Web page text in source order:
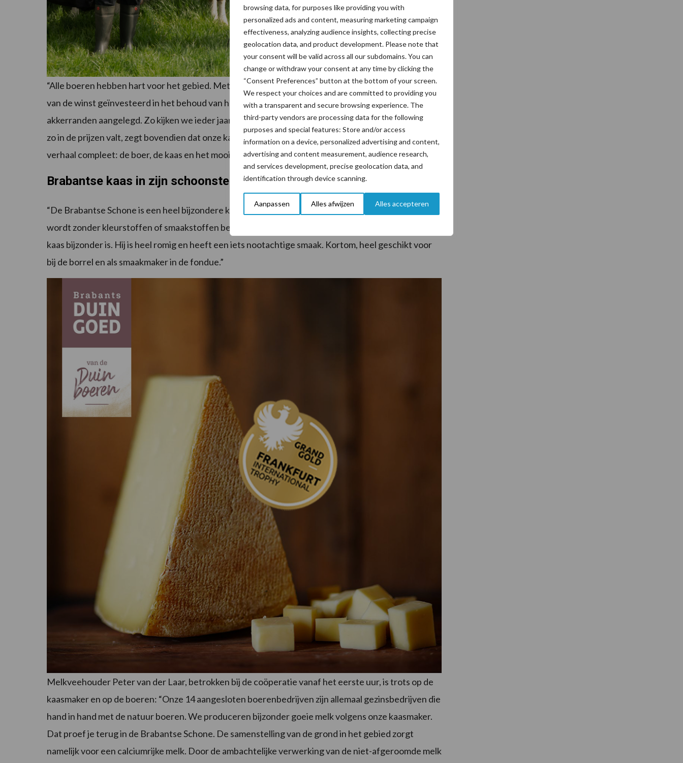
browsing data, for purposes like providing you with
personalized ads and content, measuring marketing campaign
effectiveness, analyzing audience insights, collecting precise
geolocation data, and product development. Please note that
your consent will be valid across all our subdomains. You can
change or withdraw your consent at any time by clicking the
“Consent Preferences” button at the bottom of your screen.
We respect your choices and are committed to providing you
with a transparent and secure browsing experience. The
third-party vendors are processing data for the following
purposes and special features: Store and/or access
information on a device, personalized advertising and content,
advertising and content measurement, audience research,
and services development, precise geolocation data, and
identification through device scanning.
Aanpassen Alles afwijzen Alles accepteren
“Alle boeren hebben hart voor het gebied. Met de verkoop van deze landschapskaas wordt een deel
van de winst geïnvesteerd in het behoud van het landschap. Vorig jaar hebben we bloemenrijke
akkerranden aangelegd. Zo kijken we ieder jaar wat we voor het landschap doen. Dat onze kaas nu
zo in de prijzen valt, zegt bovendien dat onze kaas ook nog eens bijzonder lekker smaakt.” En zo is het
verhaal compleet: de boer, de kaas en het mooie landschap versterken elkaar.
Brabantse kaas in zijn schoonste vorm
“De Brabantse Schone is een heel bijzondere kaas”, zegt zijn collega-boer Paul Hazenberg. “Hij
wordt zonder kleurstoffen of smaakstoffen bereid en de korst is eetbaar, wat voor een Nederlandse
kaas bijzonder is. Hij is heel romig en heeft een iets nootachtige smaak. Kortom, heel geschikt voor
bij de borrel en als smaakmaker in de fondue.”
Melkveehouder Peter van der Laar, betrokken bij de coöperatie vanaf het eerste uur, is trots op de
kaasmaker en op de boeren: “Onze 14 aangesloten boerenbedrijven zijn allemaal gezinsbedrijven die
hand in hand met de natuur boeren. We produceren bijzonder goeie melk volgens onze kaasmaker.
Dat proef je terug in de Brabantse Schone. De samenstelling van de grond in het gebied zorgt
namelijk voor een calciumrijke melk. Door de ambachtelijke verwerking van de niet-afgeroomde melk